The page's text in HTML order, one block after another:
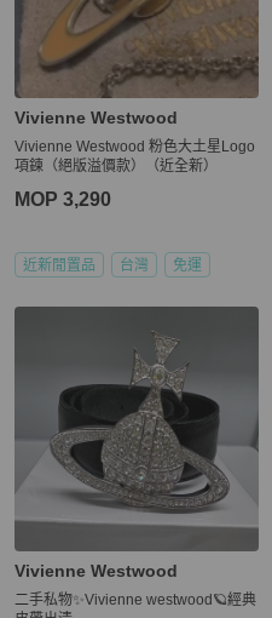
Vivienne Westwood
Vivienne Westwood 粉色大土星Logo
項鍊（絕版溢價款）（近全新）
MOP 3,290
近新閒置品 台灣 免運
Vivienne Westwood
二手私物✨Vivienne westwood🪐經典